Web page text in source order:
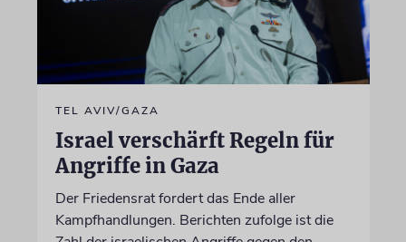
TEL AVIV/GAZA
Israel verschärft Regeln für
Angriffe in Gaza
Der Friedensrat fordert das Ende aller
Kampfhandlungen. Berichten zufolge ist die